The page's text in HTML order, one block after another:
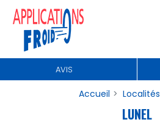
AVIS
Accueil Localités
LUNEL
Panneau de gestion des cookies